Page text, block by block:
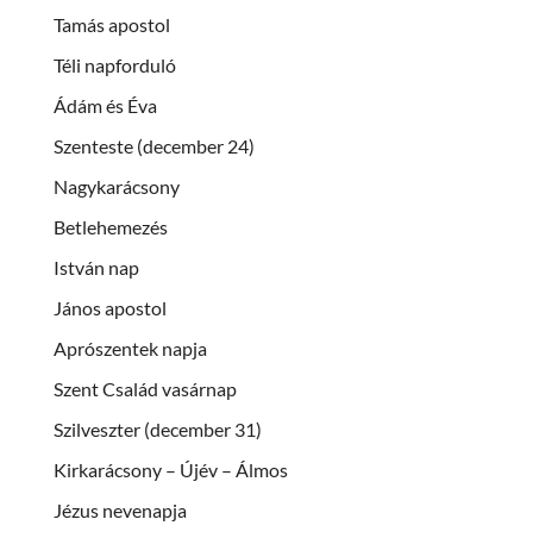
Tamás apostol
Téli napforduló
Ádám és Éva
Szenteste (december 24)
Nagykarácsony
Betlehemezés
István nap
János apostol
Aprószentek napja
Szent Család vasárnap
Szilveszter (december 31)
Kirkarácsony – Újév – Álmos
Jézus nevenapja